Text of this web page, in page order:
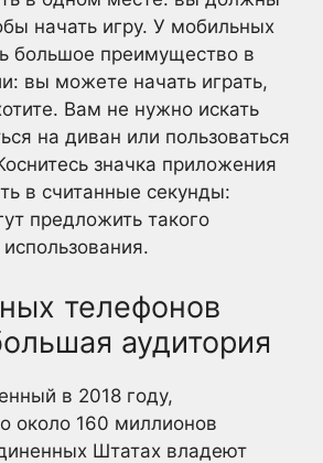
начать игру. У мобильных
большое преимущество в
вы можете начать играть,
Вам не нужно искать
на диван или пользоваться
значка приложения
в считанные секунды:
предложить такого
телефонов
аудитория
в 2018 году,
около 160 миллионов
Штатах владеют